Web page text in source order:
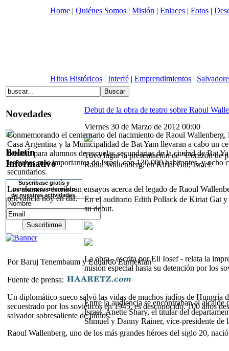
Home| Quiénes Somos| Misión | Enlaces| Fotos|
Hitos Históricos| Interfé| Emprendimientos|
Novedades
Conmemorando el centernario del nacimiento de Raoul Wallenberg,
Casa Argentina y la Municipalidad de Bat Yam llevaran a cabo un
literario para alumnos de escuelas secundarias de la ciudad de Bat
las urbes mas importantes de Israel, con 130,000 habitantes, y ocho
secundarios.
Los alumnos escribiran ensayos acerca del legado de Raoul
relevancia hoy en día.
Por Baruj Tenembaum y Eduardo Eurnekian
Fuente de prensa:
Un diplomático sueco salvó las vidas de muchos judíos de Hungría
secuestrado por los soviéticos en 1945, es desconocido. 100 años
salvador sobresaliente de judíos.
Raoul Wallenberg, uno de los más grandes héroes del siglo 20,
Boletín
Informativo
Suscribase gratís y
permanezca informado
de nuestras actividades.
Debut de la obra de teatro sobre Raoul
Viernes 30 de Marzo de 2012 00:00
Tuvo lugar la presentación de "Corazón de
Raoul Wallenberg, en Kiriat Gat, Israel.
En el auditorio Edith Pollack de Kiriat Gat y
su debut.
La obra - escrita por Eli Iosef - relata la
misión especial hasta su detención por los
Entre la audiencia se encontraban el
Israel, Anette Shary, el titular del
Shmuel y Danny Rainer, vice-presidente